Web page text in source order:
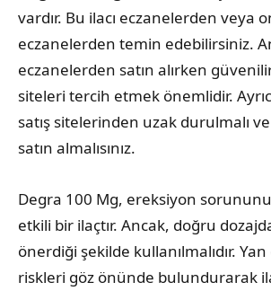
vardır. Bu ilacı eczanelerden veya
eczanelerden temin edebilirsiniz.
eczanelerden satın alırken
siteleri tercih etmek önemlidir.
satış sitelerinden uzak durulmalı
satın almalısınız.
Degra 100 Mg, ereksiyon
etkili bir ilaçtır. Ancak, doğru
önerdiği şekilde kullanılmalıdır.
riskleri göz önünde bulundurarak